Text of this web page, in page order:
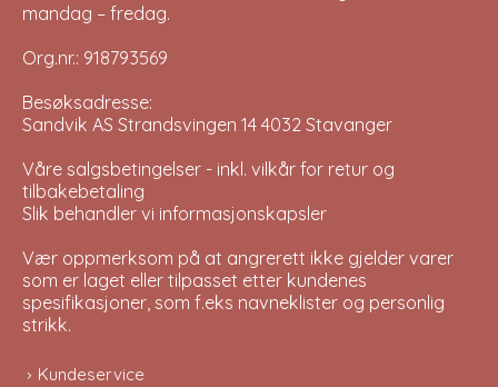
mandag – fredag.
Org.nr.: 918793569
Besøksadresse:
Sandvik AS Strandsvingen 14 4032 Stavanger
Våre salgsbetingelser - inkl. vilkår for retur og
tilbakebetaling
Slik behandler vi informasjonskapsler
Vær oppmerksom på at angrerett ikke gjelder varer
som er laget eller tilpasset etter kundenes
spesifikasjoner, som f.eks navneklister og personlig
strikk.
Kundeservice